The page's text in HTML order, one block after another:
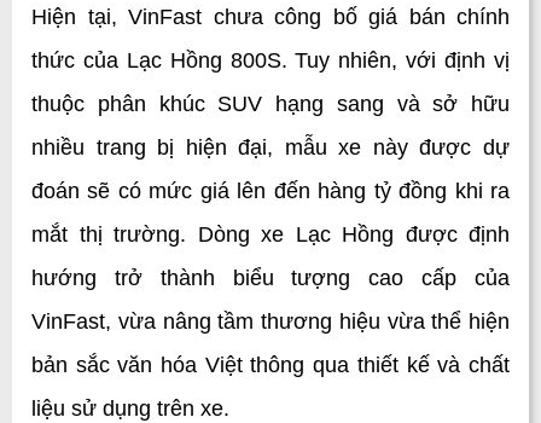
Hiện tại, VinFast chưa công bố giá bán chính
thức của Lạc Hồng 800S. Tuy nhiên, với định vị
thuộc phân khúc SUV hạng sang và sở hữu
nhiều trang bị hiện đại, mẫu xe này được dự
đoán sẽ có mức giá lên đến hàng tỷ đồng khi ra
mắt thị trường. Dòng xe Lạc Hồng được định
hướng trở thành biểu tượng cao cấp của
VinFast, vừa nâng tầm thương hiệu vừa thể hiện
bản sắc văn hóa Việt thông qua thiết kế và chất
liệu sử dụng trên xe.